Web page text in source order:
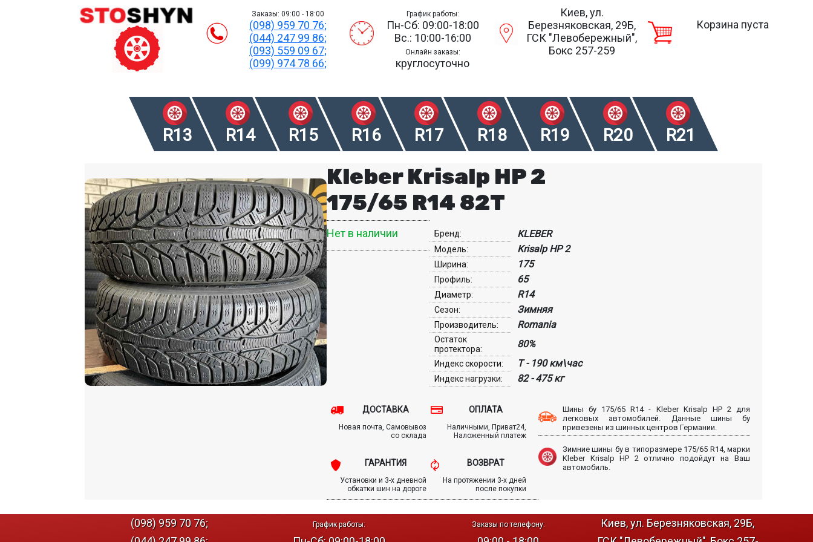
Заказы: 09:00 - 18:00
(098) 959 70 76;
(044) 247 99 86;
(093) 559 09 67;
(099) 974 78 66;
График работы:
Пн-Сб: 09:00-18:00
Вс.: 10:00-16:00
Онлайн заказы:
круглосуточно
Киев, ул.
Березняковская, 29Б,
ГСК "Левобережный",
Бокс 257-259
Корзина пуста
R13 R14 R15 R16 R17 R18 R19 R20 R21
Kleber Krisalp HP 2
175/65 R14 82T
Нет в наличии Бренд: KLEBER
Модель: Krisalp HP 2
Ширина: 175
Профиль: 65
Диаметр: R14
Сезон: Зимняя
Производитель: Romania
Остаток
протектора:
80%
Индекс скорости: T - 190 км\час
Индекс нагрузки: 82 - 475 кг
ДОСТАВКА
Новая почта, Самовывоз
со склада
ОПЛАТА
Наличными, Приват24,
Наложенный платеж
ГАРАНТИЯ
Установки и 3-х дневной
обкатки шин на дороге
ВОЗВРАТ
На протяжении 3-х дней
после покупки
Шины бу 175/65 R14 - Kleber Krisalp HP 2 для
легковых автомобилей. Данные шины бу
привезены из шинных центров Германии.
Зимние шины бу в типоразмере 175/65 R14, марки
Kleber Krisalp HP 2 отлично подойдут на Ваш
автомобиль.
(098) 959 70 76;
График работы: Заказы по телефону:
Киев, ул. Березняковская, 29Б,